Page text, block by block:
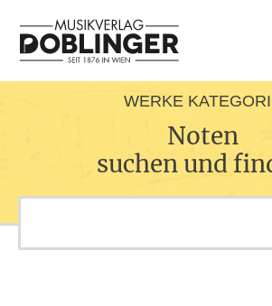
WERKE
Noten
suchen und